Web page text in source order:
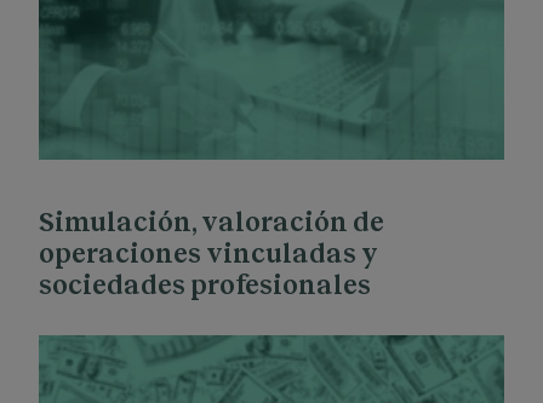
Simulación, valoración de
operaciones vinculadas y
sociedades profesionales